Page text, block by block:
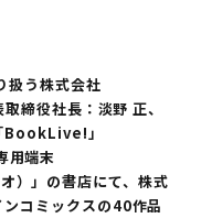
扱う株式会社
締役社長：淡野 正、
BookLive!」
端末
」の書店にて、株式
コミックスの40作品